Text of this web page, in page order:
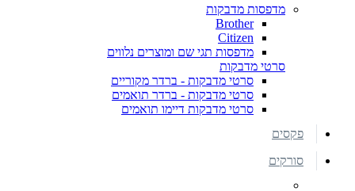
מדפסות מדבקות
Brother
Citizen
מדפסות תגי שם ומוצרים נלווים
סרטי מדבקות
סרטי מדבקות - ברדר מקוריים
סרטי מדבקות - ברדר תואמים
סרטי מדבקות דיימו תואמים
פקסים
סורקים